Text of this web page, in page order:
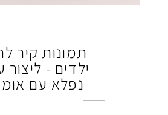
תמונות קיר
ילדים - ליצור
נפלא עם